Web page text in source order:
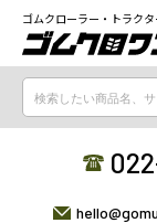
ゴムクローラー・トラク